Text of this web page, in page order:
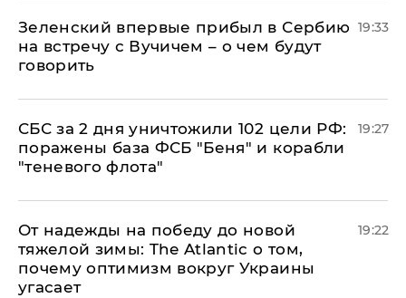
Зеленский впервые прибыл в Сербию
на встречу с Вучичем – о чем будут
говорить
19:33
СБС за 2 дня уничтожили 102 цели РФ:
поражены база ФСБ "Беня" и корабли
"теневого флота"
19:27
От надежды на победу до новой
тяжелой зимы: The Atlantic о том,
почему оптимизм вокруг Украины
угасает
19:22